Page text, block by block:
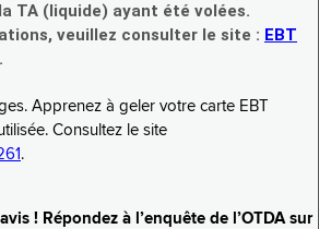
TA (liquide) ayant été volées.
veuillez consulter le site : EBT
.
Apprenez à geler votre carte EBT
Consultez le site
.
! Répondez à l’enquête de l’OTDA sur